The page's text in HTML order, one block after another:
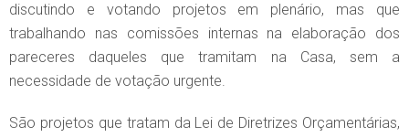
discutindo e votando projetos em plenário, mas que
trabalhando nas comissões internas na elaboração dos
pareceres daqueles que tramitam na Casa, sem a
necessidade de votação urgente.
São projetos que tratam da Lei de Diretrizes Orçamentárias,